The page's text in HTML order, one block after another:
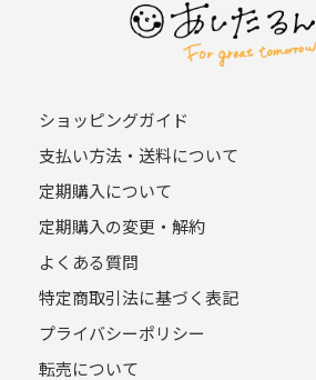
ショッピングガイド
支払い方法・送料について
定期購入について
定期購入の変更・解約
よくある質問
特定商取引法に基づく表記
プライバシーポリシー
転売について